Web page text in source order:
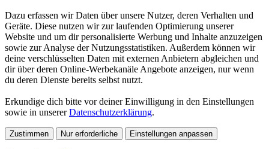
Dazu erfassen wir Daten über unsere Nutzer, deren Verhalten und
Geräte. Diese nutzen wir zur laufenden Optimierung unserer
Website und um dir personalisierte Werbung und Inhalte anzuzeigen
sowie zur Analyse der Nutzungsstatistiken. Außerdem können wir
deine verschlüsselten Daten mit externen Anbietern abgleichen und
dir über deren Online-Werbekanäle Angebote anzeigen, nur wenn
du deren Dienste bereits selbst nutzt.
Erkundige dich bitte vor deiner Einwilligung in den Einstellungen
sowie in unsererDatenschutzerklärung.
Zustimmen Nur erforderliche Einstellungen anpassen